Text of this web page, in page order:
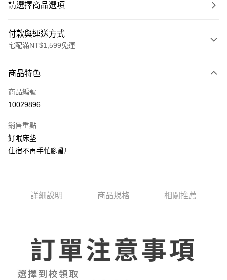
請選擇商品選項
付款與運送方式
宅配滿NT$1,599免運
信用卡一次付款
LINE Pay
街口支付
全盈+PAY
物流宅配
商品特色
商品編號
10029896
銷售重點
好眠床墊
住宿不再手忙腳亂!
詳細說明 商品規格 相關推薦